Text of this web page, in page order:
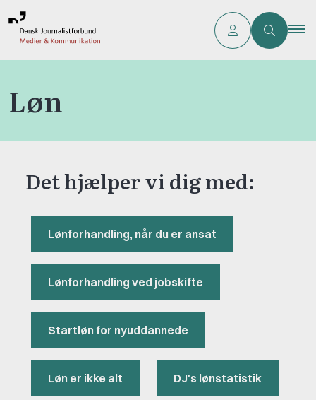
Løn
Det hjælper vi dig med:
Lønforhandling, når du er ansat
Lønforhandling ved jobskifte
Startløn for nyuddannede
Løn er ikke alt DJ's lønstatistik